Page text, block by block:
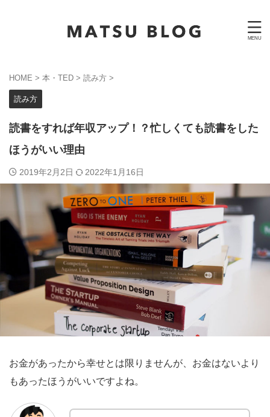
HOME > 本・TED > 読み方 >
読み方
読書をすれば年収アップ！？忙しくても読書をした
ほうがいい理由
2019年2月2日 2022年1月16日
お金があったから幸せとは限りませんが、お金はないより
もあったほうがいいですよね。